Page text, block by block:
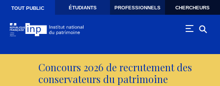
Skip to main navigation
Aller au contenu principal
TOUT PUBLIC ÉTUDIANTS PROFESSIONNELS CHERCHEURS
Concours 2026 de recrutement des
conservateurs du patrimoine